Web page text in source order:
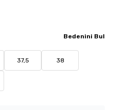
Bedenini Bul
37,5 38